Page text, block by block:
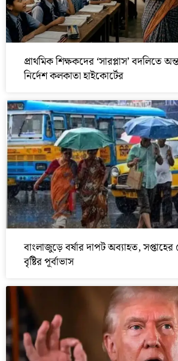
প্রাথমিক শিক্ষকদের ‘সারপ্লাস’ বদলিতে
নির্দেশ কলকাতা হাইকোর্টের
বাংলাজুড়ে বর্ষার দাপট অব্যাহত, সপ্তাহের
বৃষ্টির পূর্বাভাস